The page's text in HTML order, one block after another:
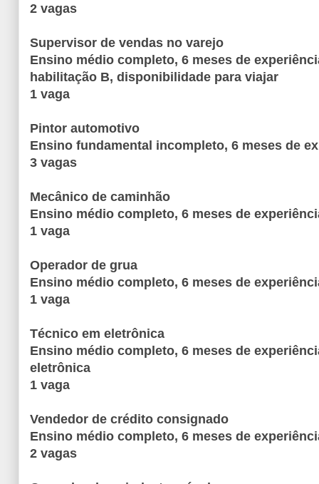
2 vagas
Supervisor de vendas no varejo
Ensino médio completo, 6 meses de
habilitação B, disponibilidade para viajar
1 vaga
Pintor automotivo
Ensino fundamental incompleto, 6 meses de
3 vagas
Mecânico de caminhão
Ensino médio completo, 6 meses de
1 vaga
Operador de grua
Ensino médio completo, 6 meses de
1 vaga
Técnico em eletrônica
Ensino médio completo, 6 meses de
eletrônica
1 vaga
Vendedor de crédito consignado
Ensino médio completo, 6 meses de
2 vagas